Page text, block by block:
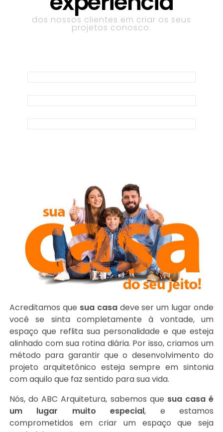
dos nossos clientes em criar os seus
projetos conosco.
Acreditamos que sua casadeve ser um lugar onde
você se sinta completamente à vontade, um
espaço que reflita sua personalidade e que esteja
alinhado com sua rotina diária. Por isso, criamos um
método para garantir que o desenvolvimento do
projeto arquitetônico esteja sempre em sintonia
com aquilo que faz sentido para sua vida.
Nós, do ABC Arquitetura, sabemos que sua casa é
um lugar muito especial, e estamos
comprometidos em criar um espaço que seja